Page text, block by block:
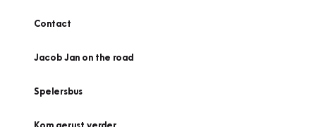
Contact
Jacob Jan on the road
Spelersbus